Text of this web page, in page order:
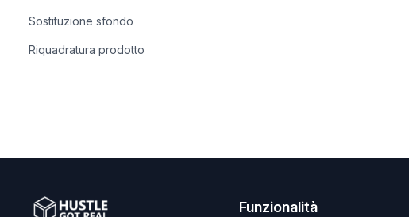
Sostituzione sfondo
Riquadratura prodotto
Funzionalità